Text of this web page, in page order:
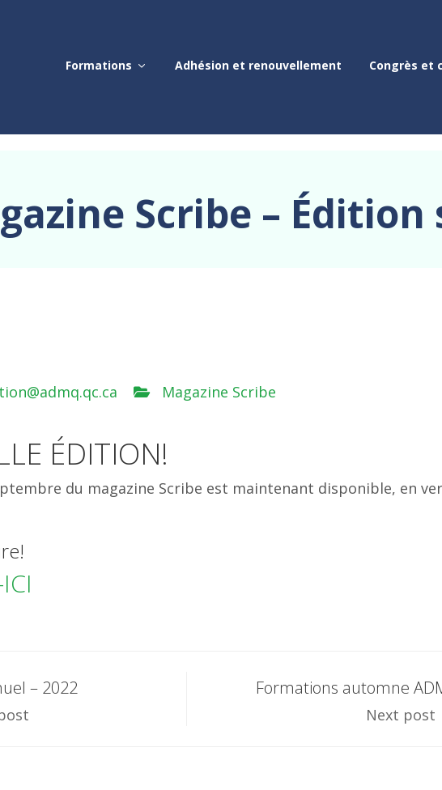
Formations Adhésion et renouvellement Congrès et
Scribe –
Magazine Scribe
ÉDITION!
du magazine Scribe est maintenant disponible, en
– 2022 Formations automne
Next post